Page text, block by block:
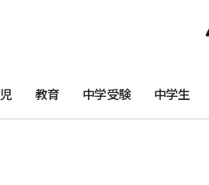
教育 中学受験 中学生